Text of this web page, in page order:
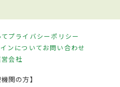
プライバシーポリシー
ンについてお問い合わせ
会社
機関の方】